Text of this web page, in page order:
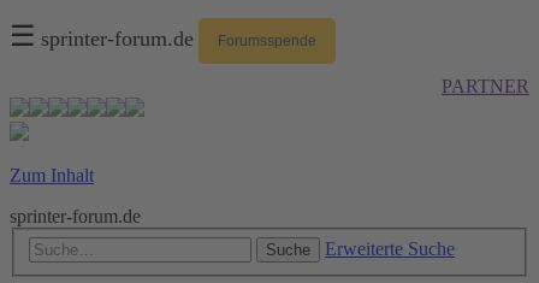
☰ sprinter-forum.de Forumsspende
PARTNER
Zum Inhalt
sprinter-forum.de
Suche Erweiterte Suche